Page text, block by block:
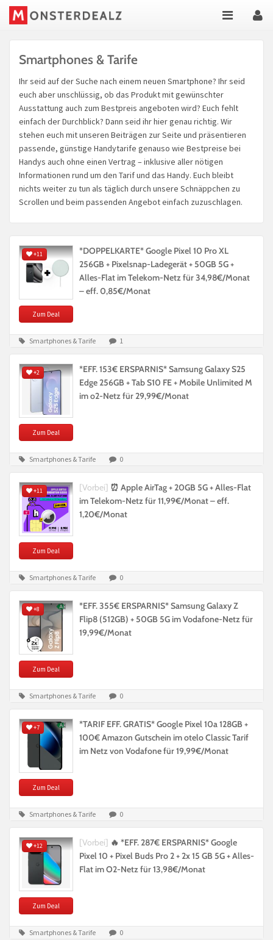
Smartphones & Tarife
Ihr seid auf der Suche nach einem neuen Smartphone? Ihr seid
euch aber unschlüssig, ob das Produkt mit gewünschter
Ausstattung auch zum Bestpreis angeboten wird? Euch fehlt
einfach der Durchblick? Dann seid ihr hier genau richtig. Wir
stehen euch mit unseren Beiträgen zur Seite und präsentieren
passende, günstige Handytarife genauso wie Bestpreise bei
Handys auch ohne einen Vertrag – inklusive aller nötigen
Informationen rund um den Tarif und das Handy. Euch bleibt
nichts weiter zu tun als täglich durch unsere Schnäppchen zu
Scrollen und beim passenden Angebot einfach zuzuschlagen.
+11
Zum Deal
*DOPPELKARTE* Google Pixel 10 Pro XL
256GB + Pixelsnap-Ladegerät + 50GB 5G +
Alles-Flat im Telekom-Netz für 34,98€/Monat
– eff. 0,85€/Monat
Smartphones & Tarife 1
+2
Zum Deal
*EFF. 153€ ERSPARNIS* Samsung Galaxy S25
Edge 256GB + Tab S10 FE + Mobile Unlimited M
im o2-Netz für 29,99€/Monat
Smartphones & Tarife 0
+11
Zum Deal
[Vorbei] ⏰ Apple AirTag + 20GB 5G + Alles-Flat
im Telekom-Netz für 11,99€/Monat – eff.
1,20€/Monat
Smartphones & Tarife 0
+8
Zum Deal
*EFF. 355€ ERSPARNIS* Samsung Galaxy Z
Flip8 (512GB) + 50GB 5G im Vodafone-Netz für
19,99€/Monat
Smartphones & Tarife 0
+7
Zum Deal
*TARIF EFF. GRATIS* Google Pixel 10a 128GB +
100€ Amazon Gutschein im otelo Classic Tarif
im Netz von Vodafone für 19,99€/Monat
Smartphones & Tarife 0
+12
Zum Deal
[Vorbei] 🔥 *EFF. 287€ ERSPARNIS* Google
Pixel 10 + Pixel Buds Pro 2 + 2x 15 GB 5G + Alles-
Flat im O2-Netz für 13,98€/Monat
Smartphones & Tarife 0